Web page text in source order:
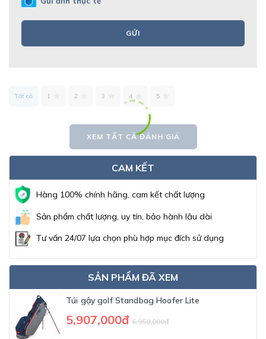
GỬI
Tất cả 1 2 3 4 5
XEM TẤT CẢ ĐÁNH GIÁ
CAM KẾT
Hàng 100% chính hãng, cam kết chất lượng
Sản phẩm chất lượng, uy tín, bảo hành lâu dài
Tư vấn 24/07 lựa chọn phù hợp mục đích sử dụng
SẢN PHẨM ĐÃ XEM
Túi gậy golf Standbag Hoofer Lite
5,907,000đ 6,950,000đ